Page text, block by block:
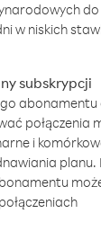
w niskich
subskrypcji
abonamentu
połączenia
i
planu.